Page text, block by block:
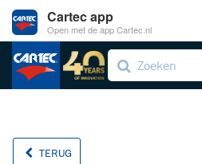
TERUG
Cartec app
Open met de app Cartec.nl